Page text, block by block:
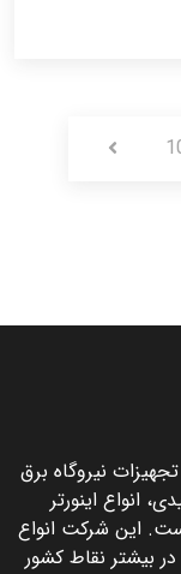
نیروگاه برق
انواع اینورتر
این شرکت انواع
بیشتر نقاط کشور